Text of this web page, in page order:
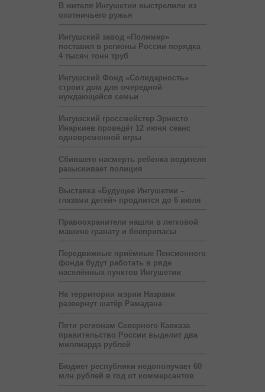
В жителя Ингушетии выстрелили из
охотничьего ружья
Ингушский завод «Полимер»
поставил в регионы России порядка
4 тысяч тонн труб
Ингушский Фонд «Солидарность»
строит дом для очередной
нуждающейся семьи
Ингушский гроссмейстер Эрнесто
Инаркиев проведёт 12 июня сеанс
одновременной игры
Сбившего насмерть ребенка водителя
разыскивает полиция
Выставка «Будущее Ингушетии –
глазами детей» продлится до 6 июля
Правоохранители нашли в легковой
машине гранату и боеприпасы
Передвижные приёмные Пенсионного
фонда будут работать в ряде
населённых пунктов Ингушетии
На территории мэрии Назрани
развернут шатёр Рамадана
Пяти регионам Северного Кавказа
правительство России выделит два
миллиарда рублей
Бюджет республики недополучает 60
млн рублей в год от коммерсантов